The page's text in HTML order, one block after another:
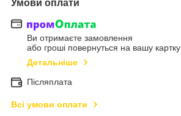
Умови оплати
Ви отримаєте замовлення
або гроші повернуться на вашу картку
Детальніше
Післяплата
Всі умови оплати